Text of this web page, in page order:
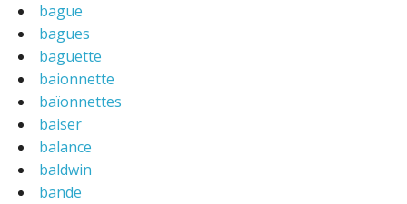
bague
bagues
baguette
baionnette
baïonnettes
baiser
balance
baldwin
bande